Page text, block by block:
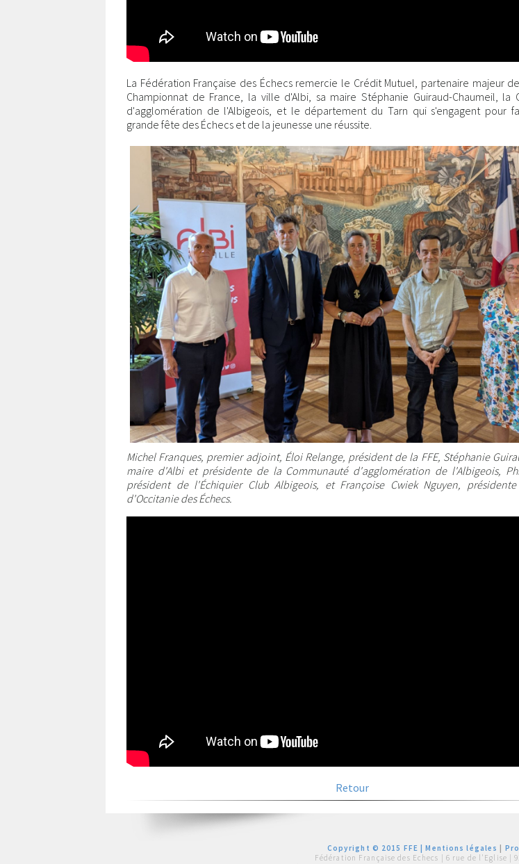
La Fédération Française des Échecs remercie le Crédit Mutuel, partenaire majeur
Championnat de France, la ville d'Albi, sa maire Stéphanie Guiraud-Chaumeil, la
d'agglomération de l'Albigeois, et le département du Tarn qui s'engagent pour
grande fête des Échecs et de la jeunesse une réussite.
Michel Franques, premier adjoint, Éloi Relange, président de la FFE, Stéphanie
maire d'Albi et présidente de la Communauté d'agglomération de l'Albigeois,
président de l'Échiquier Club Albigeois, et Françoise Cwiek Nguyen,
d'Occitanie des Échecs.
Retour
Copyright © 2015 FFE |Mentions légales
Fédération Française des Echecs | 6 rue de l'Eglise |